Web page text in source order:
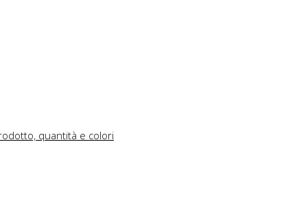
quantità e colori